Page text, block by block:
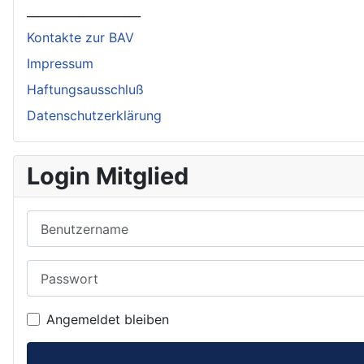
Kontakte zur BAV
Impressum
Haftungsausschluß
Datenschutzerklärung
Login Mitglied
Angemeldet bleiben